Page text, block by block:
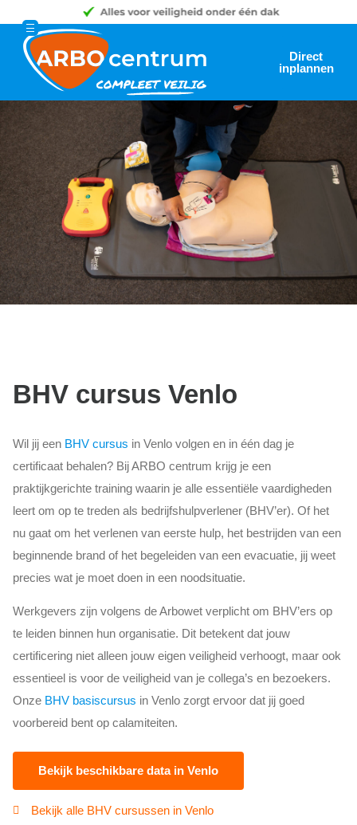
Direct
inplannen
BHV cursus Venlo
Wil jij een BHV cursus in Venlo volgen en in één dag je
certificaat behalen? Bij ARBO centrum krijg je een
praktijkgerichte training waarin je alle essentiële vaardigheden
leert om op te treden als bedrijfshulpverlener (BHV’er). Of het
nu gaat om het verlenen van eerste hulp, het bestrijden van een
beginnende brand of het begeleiden van een evacuatie, jij weet
precies wat je moet doen in een noodsituatie.
Werkgevers zijn volgens de Arbowet verplicht om BHV’ers op
te leiden binnen hun organisatie. Dit betekent dat jouw
certificering niet alleen jouw eigen veiligheid verhoogt, maar ook
essentieel is voor de veiligheid van je collega’s en bezoekers.
Onze BHV basiscursus in Venlo zorgt ervoor dat jij goed
voorbereid bent op calamiteiten.
Bekijk beschikbare data in Venlo
Bekijk alle BHV cursussen in Venlo